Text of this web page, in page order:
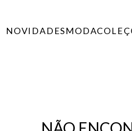
NOVIDADESMODA